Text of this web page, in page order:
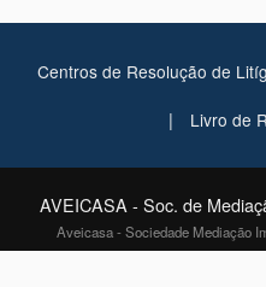
Centros de Resolução de
| Livro de
AVEICASA - Soc. de
Aveicasa - Sociedade Mediação